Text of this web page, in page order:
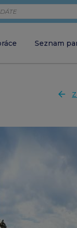
Seznam
arrow_back